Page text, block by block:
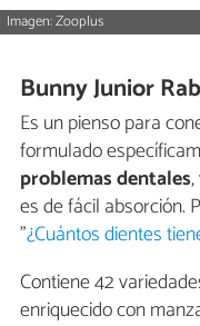
Imagen: Zooplus
Bunny Junior
Es un pienso para
formulado
problemas dentales,
es de fácil absorción.
"¿Cuántos dientes
Contiene 42
enriquecido con